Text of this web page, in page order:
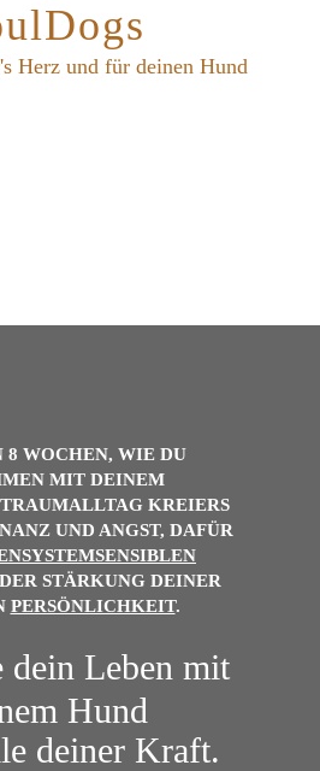
Herz und für deinen Hund
8 WOCHEN, WIE DU
MIT DEINEM
TRAUMALLTAG KREIERS
UND ANGST, DAFÜR
STÄRKUNG DEINER
PERSÖNLICHKEIT.
dein Leben mit
Hund
deiner Kraft.